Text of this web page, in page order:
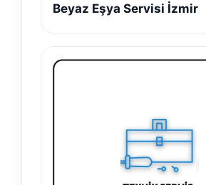
Beyaz Eşya Servisi İzmir